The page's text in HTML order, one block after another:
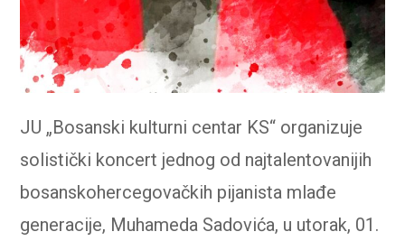
JU „Bosanski kulturni centar KS“ organizuje
solistički koncert jednog od najtalentovanijih
bosanskohercegovačkih pijanista mlađe
generacije, Muhameda Sadovića, u utorak, 01.